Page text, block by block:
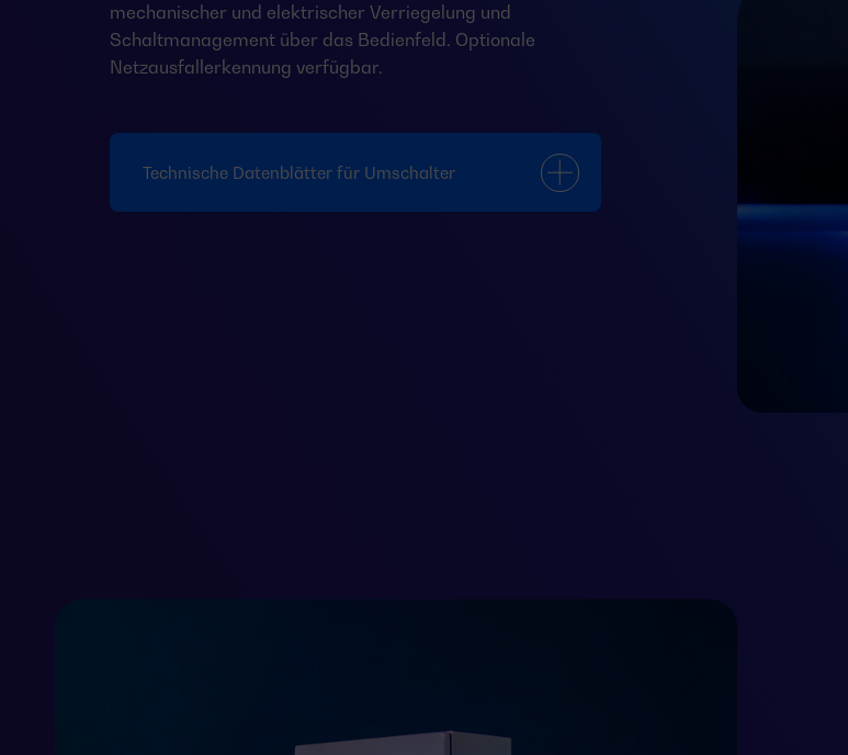
mechanischer und elektrischer Verriegelung und
Schaltmanagement über das Bedienfeld. Optionale
Netzausfallerkennung verfügbar.
Technische Datenblätter für Umschalter